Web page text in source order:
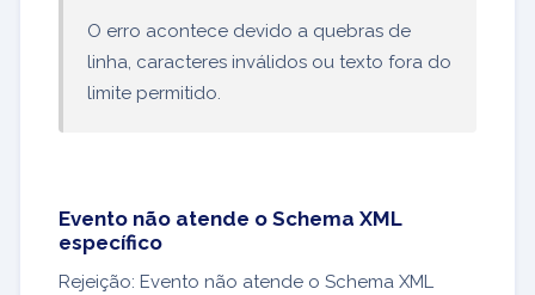
O erro acontece devido a quebras de
linha, caracteres inválidos ou texto fora do
limite permitido.
Evento não atende o Schema XML
específico
Rejeição: Evento não atende o Schema XML